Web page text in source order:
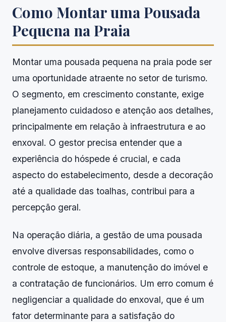
Como Montar uma Pousada
Pequena na Praia
Montar uma pousada pequena na praia pode ser
uma oportunidade atraente no setor de turismo.
O segmento, em crescimento constante, exige
planejamento cuidadoso e atenção aos detalhes,
principalmente em relação à infraestrutura e ao
enxoval. O gestor precisa entender que a
experiência do hóspede é crucial, e cada
aspecto do estabelecimento, desde a decoração
até a qualidade das toalhas, contribui para a
percepção geral.
Na operação diária, a gestão de uma pousada
envolve diversas responsabilidades, como o
controle de estoque, a manutenção do imóvel e
a contratação de funcionários. Um erro comum é
negligenciar a qualidade do enxoval, que é um
fator determinante para a satisfação do